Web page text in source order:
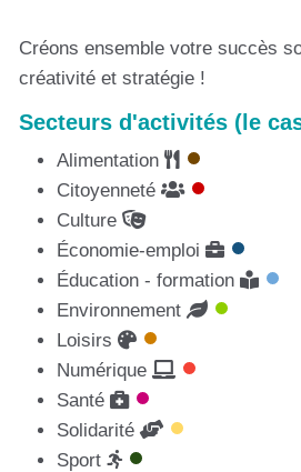
Créons ensemble votre succès
créativité et stratégie !
Secteurs d'activités (le
Alimentation
Citoyenneté
Culture
Économie-emploi
Éducation - formation
Environnement
Loisirs
Numérique
Santé
Solidarité
Sport